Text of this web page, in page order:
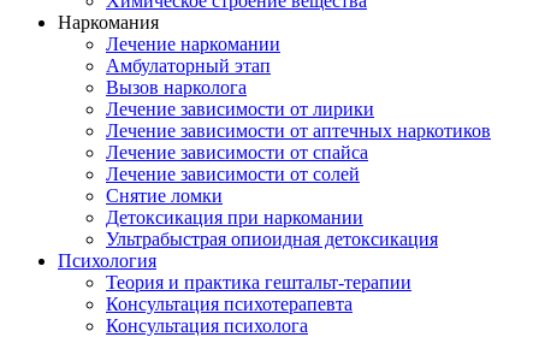
Наркомания
Лечение наркомании
Амбулаторный этап
Вызов нарколога
Лечение зависимости от лирики
Лечение зависимости от аптечных наркотиков
Лечение зависимости от спайса
Лечение зависимости от солей
Снятие ломки
Детоксикация при наркомании
Ультрабыстрая опиоидная детоксикация
Психология
Теория и практика гештальт-терапии
Консультация психотерапевта
Консультация психолога